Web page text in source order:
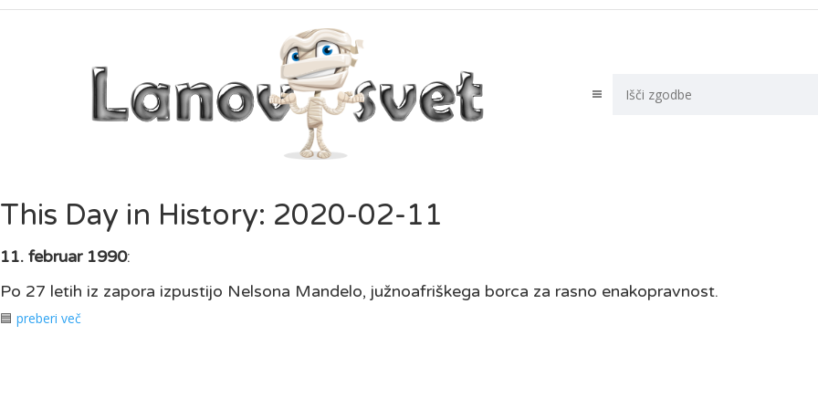
This Day in History: 2020-02-11
11. februar 1990:
Po 27 letih iz zapora izpustijo Nelsona Mandelo, južnoafriškega borca za rasno enakopravnost.
🟦 preberi več